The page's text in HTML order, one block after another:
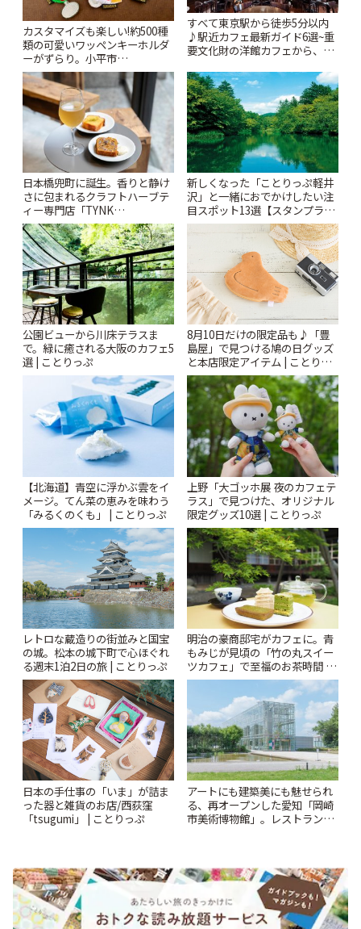
カスタマイズも楽しい!約500種
類の可愛いワッペンキーホルダ
ーがずらり。小平市
「Kimamaya T&K」 | ことりっ
ぷ
すべて東京駅から徒歩5分以内
♪駅近カフェ最新ガイド6選~重
要文化財の洋館カフェから、改
りっぷ
日本橋兜町に誕生。香りと静け
さに包まれるクラフトハーブテ
ィー専門店「TYNK
Kabutocho」 | ことりっぷ
新しくなった「ことりっぷ軽井
沢」と一緒におでかけしたい注
目スポット13選【スタンプラリ
ー開催中】 | ことりっぷ
公園ビューから川床テラスま
で。緑に癒される大阪のカフェ5
選 | ことりっぷ
8月10日だけの限定品も♪「豊
島屋」で見つける鳩の日グッズ
と本店限定アイテム | ことりっ
ぷ
【北海道】青空に浮かぶ雲をイ
メージ。てん菜の恵みを味わう
「みるくのくも」 | ことりっぷ
上野「大ゴッホ展 夜のカフェテ
ラス」で見つけた、オリジナル
限定グッズ10選 | ことりっぷ
レトロな蔵造りの街並みと国宝
の城。松本の城下町で心ほぐれ
る週末1泊2日の旅 | ことりっぷ
明治の豪商邸宅がカフェに。青
もみじが見頃の「竹の丸スイー
ツカフェ」で至福のお茶時間 |
ことりっぷ
日本の手仕事の「いま」が詰ま
った器と雑貨のお店/西荻窪
「tsugumi」 | ことりっぷ
アートにも建築美にも魅せられ
る、再オープンした愛知「岡崎
市美術博物館」。レストランや